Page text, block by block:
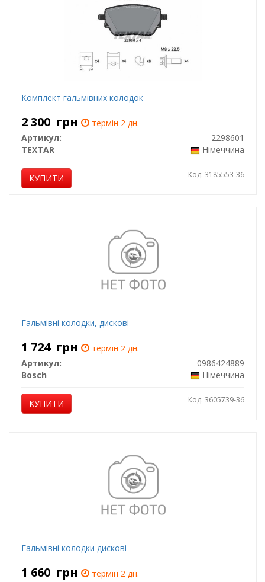
Комплект гальмівних колодок
2 300 грн
термін 2 дн.
Артикул:
2298601
TEXTAR
Німеччина
КУПИТИ Код: 3185553-36
Гальмівні колодки, дискові
1 724 грн
термін 2 дн.
Артикул:
0986424889
Bosch
Німеччина
КУПИТИ Код: 3605739-36
Гальмівні колодки дискові
1 660 грн
термін 2 дн.